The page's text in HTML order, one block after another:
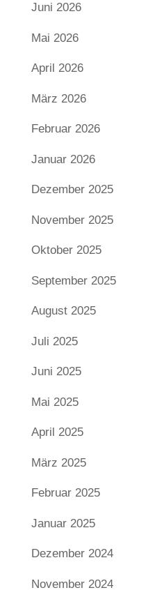
Juni 2026
Mai 2026
April 2026
März 2026
Februar 2026
Januar 2026
Dezember 2025
November 2025
Oktober 2025
September 2025
August 2025
Juli 2025
Juni 2025
Mai 2025
April 2025
März 2025
Februar 2025
Januar 2025
Dezember 2024
November 2024